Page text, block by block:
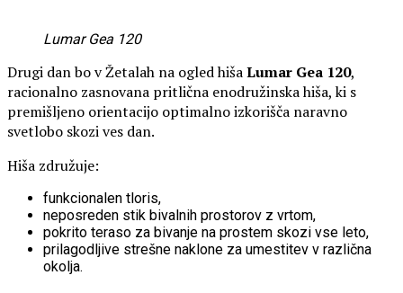
Lumar Gea 120
Drugi dan bo v Žetalah na ogled hišaLumar Gea 120,
racionalno zasnovana pritlična enodružinska hiša, ki s
premišljeno orientacijo optimalno izkorišča naravno
svetlobo skozi ves dan.
Hiša združuje:
funkcionalen tloris,
neposreden stik bivalnih prostorov z vrtom,
pokrito teraso za bivanje na prostem skozi vse leto,
prilagodljive strešne naklone za umestitev v različna
okolja.